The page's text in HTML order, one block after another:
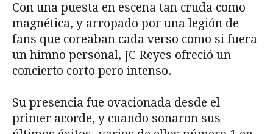
Con una puesta en escena tan cruda como
magnética, y arropado por una legión de
fans que coreaban cada verso como si fuera
un himno personal, JC Reyes ofreció un
concierto corto pero intenso.
Su presencia fue ovacionada desde el
primer acorde, y cuando sonaron sus